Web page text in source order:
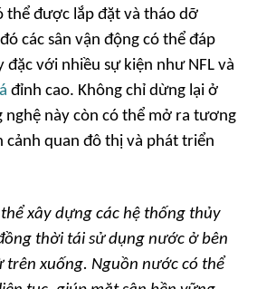
thể được lắp đặt và tháo dỡ
các sân vận động có thể đáp
đặc với nhiều sự kiện như NFL và
đỉnh cao. Không chỉ dừng lại ở
nghệ này còn có thể mở ra tương
cảnh quan đô thị và phát triển
xây dựng các hệ thống thủy
thời tái sử dụng nước ở bên
xuống. Nguồn nước có thể